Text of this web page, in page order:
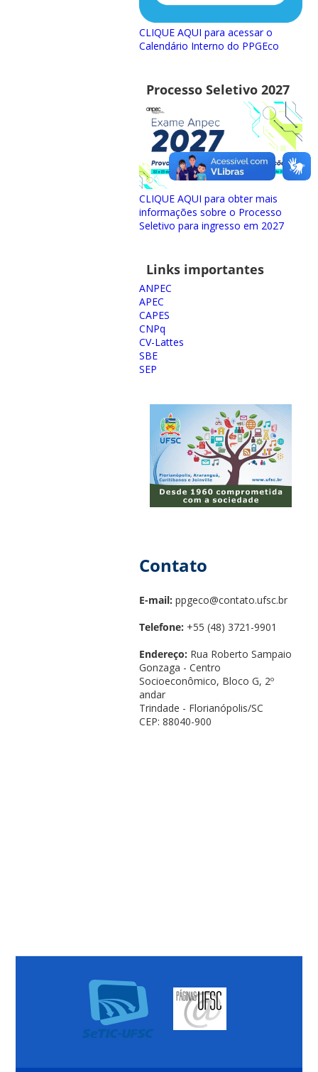
CLIQUE AQUI para acessar o
Calendário Interno do PPGEco
Processo Seletivo 2027
CLIQUE AQUI para obter mais
informações sobre o Processo
Seletivo para ingresso em 2027
Links importantes
ANPEC
APEC
CAPES
CNPq
CV-Lattes
SBE
SEP
Contato
E-mail: ppgeco@contato.ufsc.br
Telefone: +55 (48) 3721-9901
Endereço: Rua Roberto Sampaio
Gonzaga - Centro
Socioeconômico, Bloco G, 2º
andar
Trindade - Florianópolis/SC
CEP: 88040-900